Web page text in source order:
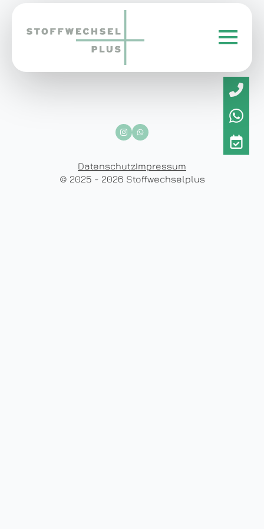
DatenschutzImpressum
© 2025 - 2026 Stoffwechselplus